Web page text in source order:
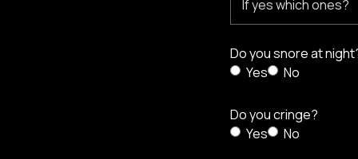
Do you snore at
Yes
No
Do you cringe?
Yes
No